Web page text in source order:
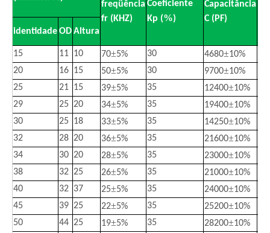
freqüência
fr (KHZ)
Coeficiente
Kp (%)
Capacitância
C (PF)
identidadeODAltura
15 11 10 70±5% 30 4680±10%
20
16 15 50±5% 30 9700±10%
25
21 15 39±5% 35 12400±10%
29
25 20 34±5% 35 19400±10%
30
25 18 33±5% 35 14250±10%
32
28 20 36±5% 35 21600±10%
34
30 20 28±5% 35 23000±10%
38
32 25 26±5% 35 21000±10%
40
32 37 25±5% 35 24000±10%
45
39 25 22±5% 35 25200±10%
50
44 25 19±5% 35 28200±10%